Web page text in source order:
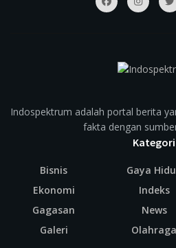
Indospektrum adalah portal berita
fakta dengan
Kategori
Bisnis
Ekonomi
Gagasan
Galeri
Gaya
Indeks
News
Olahraga